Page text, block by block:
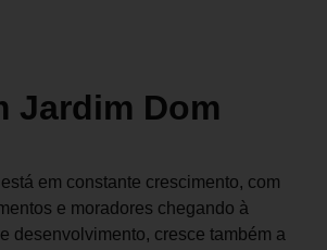
Jardim Dom
em constante crescimento, com
e moradores chegando à
desenvolvimento, cresce também a